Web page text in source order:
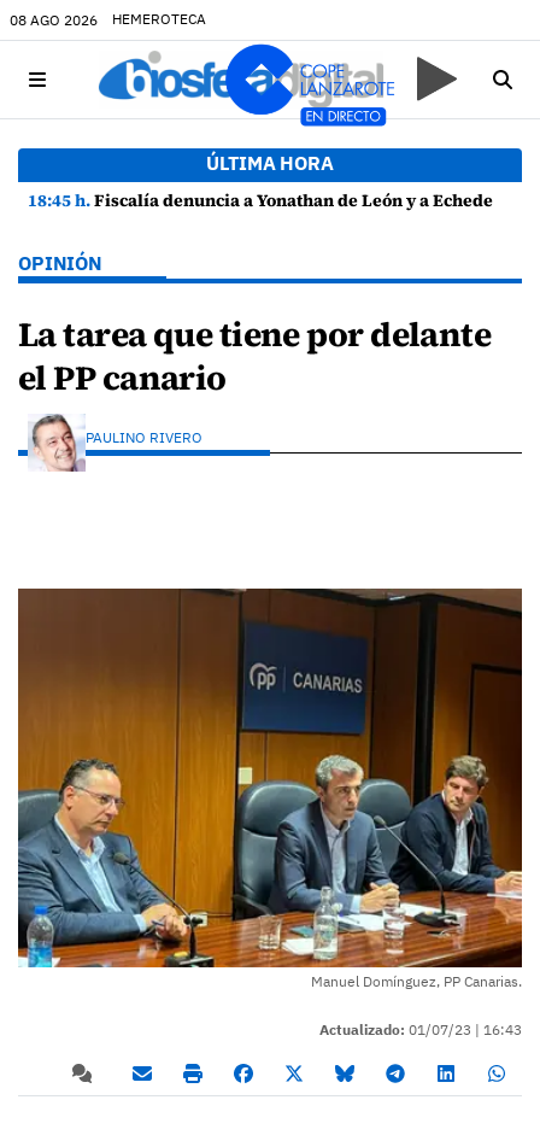
08 AGO 2026 HEMEROTECA
ÚLTIMA HORA
18:45 h.Fiscalía denuncia a Yonathan de León y a Echedey Eugenio por presuntas anomalías en contratos festivos
OPINIÓN
La tarea que tiene por delante
el PP canario
PAULINO RIVERO
Manuel Domínguez, PP Canarias.
Actualizado: 01/07/23 | 16:43